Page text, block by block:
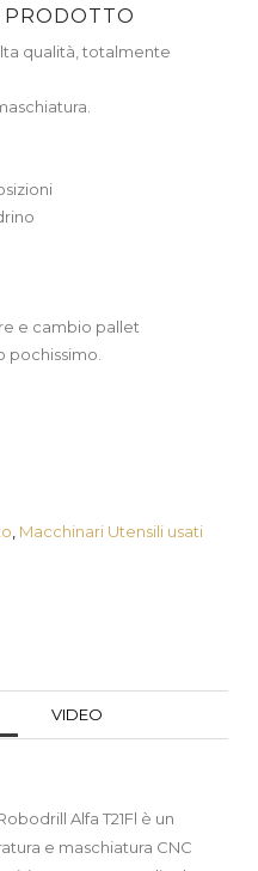
PRODOTTO
qualità, totalmente
e cambio pallet
pochissimo.
Macchinari Utensili usati
VIDEO
Alfa T21Fl è un
e maschiatura CNC